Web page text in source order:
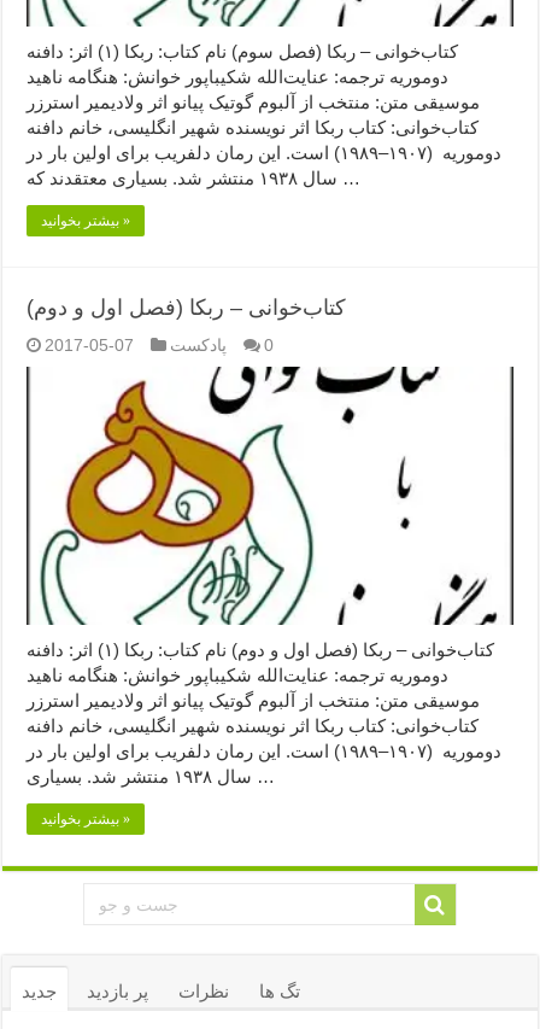
کتاب‌خوانی – ربکا (فصل سوم) نام کتاب: ربکا (۱) اثر: دافنه
دوموریه ترجمه: عنایت‌الله شکیباپور خوانش: هنگامه ناهید
موسیقی متن: منتخب از آلبوم گوتیک پیانو اثر ولادیمیر استرزر
کتاب‌خوانی: کتاب ربکا اثر نویسنده شهیر انگلیسی، خانم دافنه
دوموریه (۱۹۰۷–۱۹۸۹) است. این رمان دلفریب برای اولین بار در
سال ۱۹۳۸ منتشر شد. بسیاری معتقدند که …
بیشتر بخوانید »
کتاب‌خوانی – ربکا (فصل اول و دوم)
2017-05-07 پادکست 0
کتاب‌خوانی – ربکا (فصل اول و دوم) نام کتاب: ربکا (۱) اثر: دافنه
دوموریه ترجمه: عنایت‌الله شکیباپور خوانش: هنگامه ناهید
موسیقی متن: منتخب از آلبوم گوتیک پیانو اثر ولادیمیر استرزر
کتاب‌خوانی: کتاب ربکا اثر نویسنده شهیر انگلیسی، خانم دافنه
دوموریه (۱۹۰۷–۱۹۸۹) است. این رمان دلفریب برای اولین بار در
سال ۱۹۳۸ منتشر شد. بسیاری …
بیشتر بخوانید »
جدید پر بازدید نظرات تگ ها